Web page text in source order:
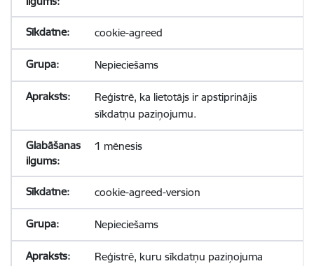
cookie-agreed
Nepieciešams
Reģistrē, ka lietotājs ir apstiprinājis
sīkdatņu paziņojumu.
1 mēnesis
cookie-agreed-version
Nepieciešams
Reģistrē, kuru sīkdatņu paziņojuma